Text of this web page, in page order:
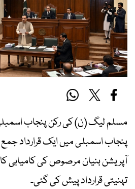
مسلم لیگ (ن) کی رکن پنجاب
پنجاب اسمبلی میں ایک قرارداد
آپریشن بنیان مرصوص کی کامیابی
تہنیتی قرارداد پیش کی گئی۔